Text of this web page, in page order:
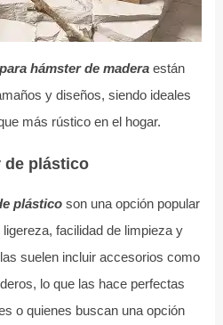
hámster de maderaestán
y diseños, siendo ideales
más rústico en el hogar.
de plástico
plásticoson una opción popular
facilidad de limpieza y
suelen incluir accesorios como
lo que las hace perfectas
o quienes buscan una opción